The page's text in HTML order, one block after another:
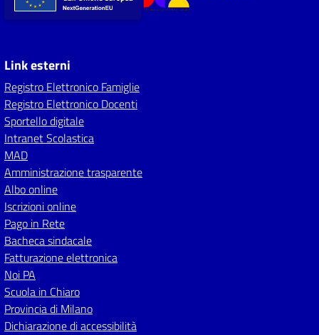
Link esterni
Registro Elettronico Famiglie
Registro Elettronico Docenti
Sportello digitale
Intranet Scolastica
MAD
Amministrazione trasparente
Albo online
Iscrizioni online
Pago in Rete
Bacheca sindacale
Fatturazione elettronica
Noi PA
Scuola in Chiaro
Provincia di Milano
Dichiarazione di accessibilità